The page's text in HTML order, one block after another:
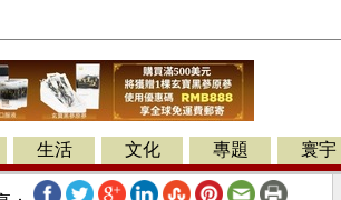
生活 文化 專題 寰宇